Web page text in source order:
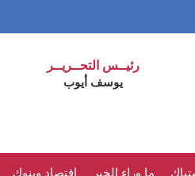
رئيــس التحــريــر
يوسف أيوب
ما وراء الخبر اقتصاد وبنوك